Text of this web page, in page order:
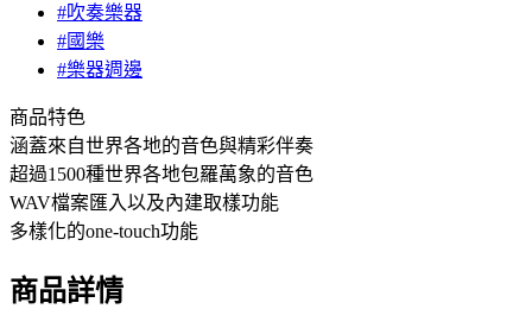
#吹奏樂器
#國樂
#樂器週邊
商品特色
涵蓋來自世界各地的音色與精彩伴奏
超過1500種世界各地包羅萬象的音色
WAV檔案匯入以及內建取樣功能
多樣化的one-touch功能
商品詳情